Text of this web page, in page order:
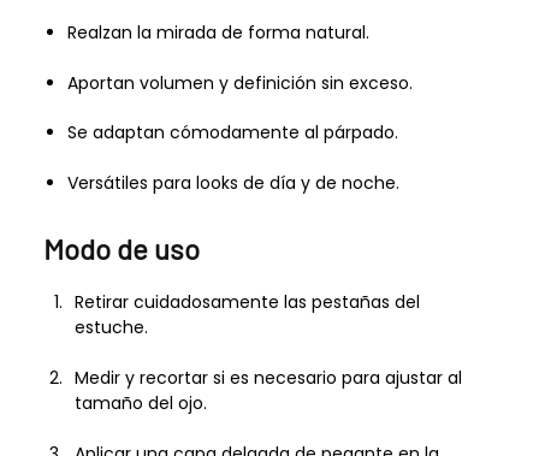
Realzan la mirada de forma natural.
Aportan volumen y definición sin exceso.
Se adaptan cómodamente al párpado.
Versátiles para looks de día y de noche.
Modo de uso
Retirar cuidadosamente las pestañas del
estuche.
Medir y recortar si es necesario para ajustar al
tamaño del ojo.